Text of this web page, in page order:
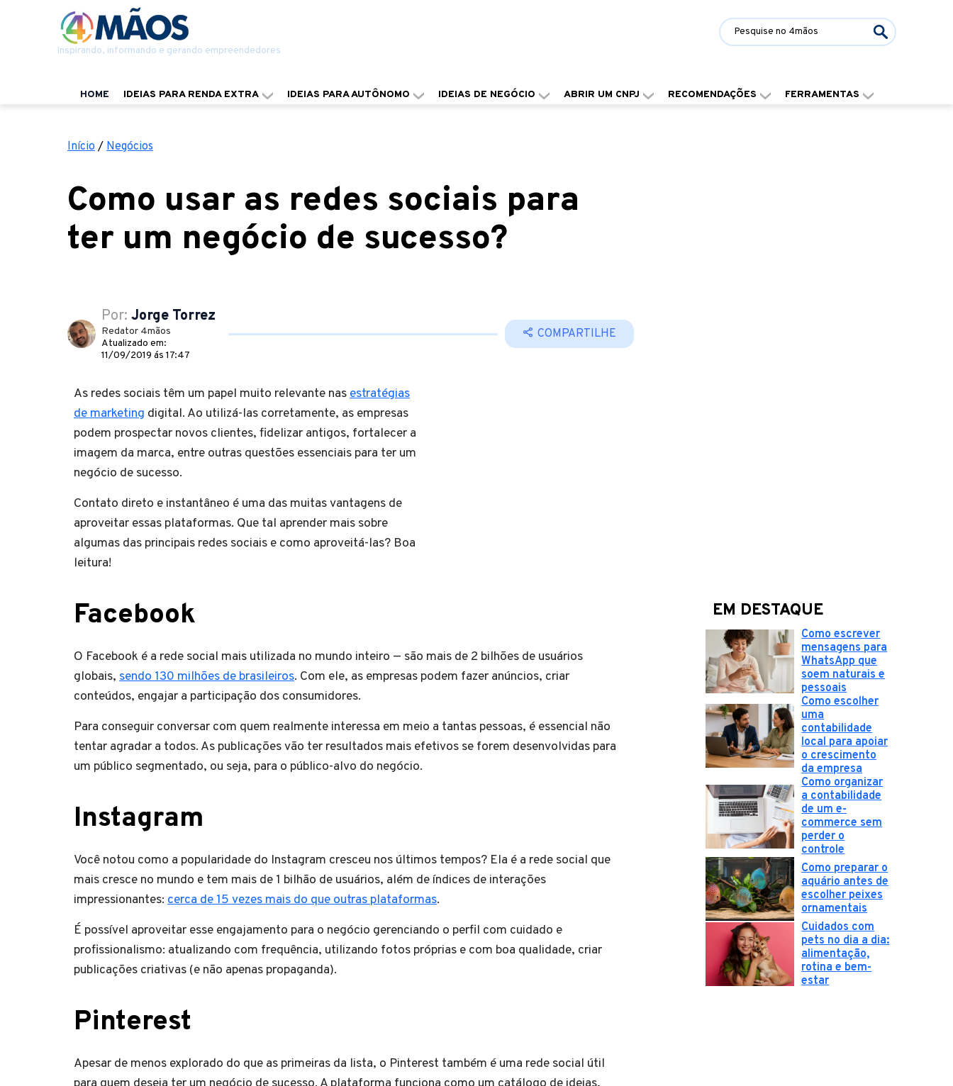
Inspirando, informando e gerando empreendedores
HOME IDEIAS PARA RENDA EXTRA IDEIAS PARA AUTÔNOMO IDEIAS DE NEGÓCIO ABRIR UM CNPJ RECOMENDAÇÕES FERRAMENTAS
Início / Negócios
Como usar as redes sociais para
ter um negócio de sucesso?
Por: Jorge Torrez
Redator 4mãos
Atualizado em:
11/09/2019 ás 17:47
COMPARTILHE
As redes sociais têm um papel muito relevante nas estratégias
de marketing digital. Ao utilizá-las corretamente, as empresas
podem prospectar novos clientes, fidelizar antigos, fortalecer a
imagem da marca, entre outras questões essenciais para ter um
negócio de sucesso.
Contato direto e instantâneo é uma das muitas vantagens de
aproveitar essas plataformas. Que tal aprender mais sobre
algumas das principais redes sociais e como aproveitá-las? Boa
leitura!
Facebook
O Facebook é a rede social mais utilizada no mundo inteiro — são mais de 2 bilhões de usuários
globais, sendo 130 milhões de brasileiros. Com ele, as empresas podem fazer anúncios, criar
conteúdos, engajar a participação dos consumidores.
Para conseguir conversar com quem realmente interessa em meio a tantas pessoas, é essencial não
tentar agradar a todos. As publicações vão ter resultados mais efetivos se forem desenvolvidas para
um público segmentado, ou seja, para o público-alvo do negócio.
Instagram
Você notou como a popularidade do Instagram cresceu nos últimos tempos? Ela é a rede social que
mais cresce no mundo e tem mais de 1 bilhão de usuários, além de índices de interações
impressionantes: cerca de 15 vezes mais do que outras plataformas.
É possível aproveitar esse engajamento para o negócio gerenciando o perfil com cuidado e
profissionalismo: atualizando com frequência, utilizando fotos próprias e com boa qualidade, criar
publicações criativas (e não apenas propaganda).
Pinterest
Apesar de menos explorado do que as primeiras da lista, o Pinterest também é uma rede social útil
EM DESTAQUE
Como escrever
mensagens para
WhatsApp que
soem naturais e
pessoais
Como escolher
uma
contabilidade
local para apoiar
o crescimento
da empresa
Como organizar
a contabilidade
de um e-
commerce sem
perder o
controle
Como preparar o
aquário antes de
escolher peixes
ornamentais
Cuidados com
pets no dia a dia:
alimentação,
rotina e bem-
estar